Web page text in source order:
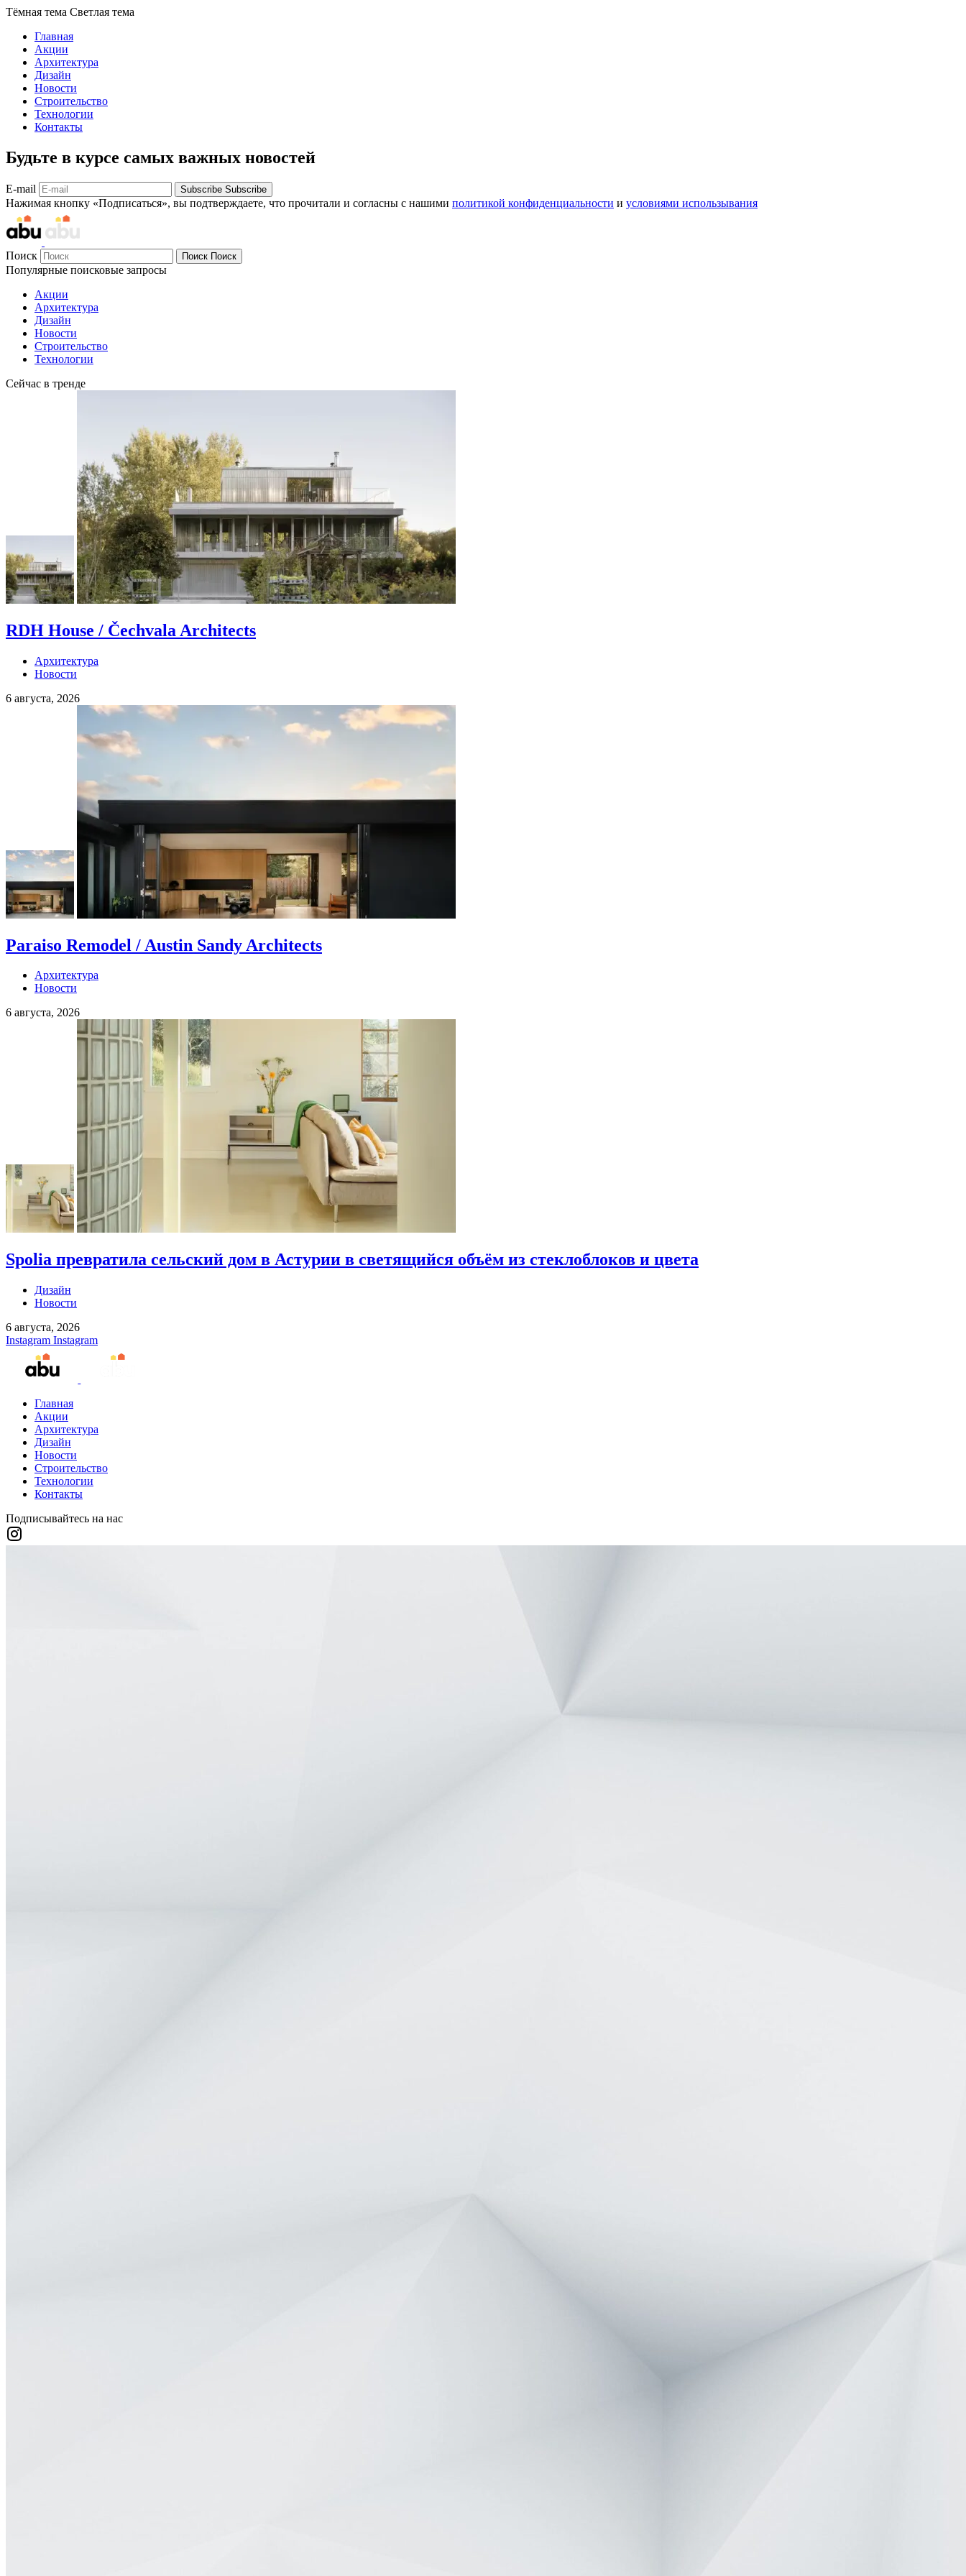
Тёмная тема Светлая тема
Главная
Акции
Архитектура
Дизайн
Новости
Строительство
Технологии
Контакты
Будьте в курсе самых важных новостей
E-mail Subscribe Subscribe
Нажимая кнопку «Подписаться», вы подтверждаете, что прочитали и согласны с нашими политикой конфиденциальности и условиями использывания
Поиск Поиск Поиск
Популярные поисковые запросы
Акции
Архитектура
Дизайн
Новости
Строительство
Технологии
Сейчас в тренде
RDH House / Čechvala Architects
Архитектура
Новости
6 августа, 2026
Paraiso Remodel / Austin Sandy Architects
Архитектура
Новости
6 августа, 2026
Spolia превратила сельский дом в Астурии в светящийся объём из стеклоблоков и цвета
Дизайн
Новости
6 августа, 2026
Instagram Instagram
Главная
Акции
Архитектура
Дизайн
Новости
Строительство
Технологии
Контакты
Подписывайтесь на нас